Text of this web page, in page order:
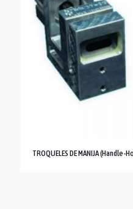
TROQUELES DE MANIJA (Handle-